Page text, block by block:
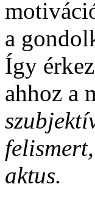
a
Így
ahhoz a
aktus.